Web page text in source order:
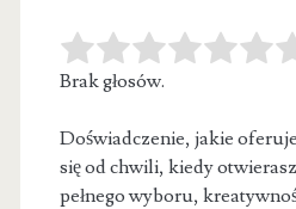
Brak głosów.
Doświadczenie, jakie
się od chwili, kiedy
pełnego wyboru,